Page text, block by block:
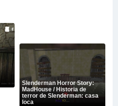
Slenderman Horror Story:
MadHouse / Historia de
terror de Slenderman: casa
loca